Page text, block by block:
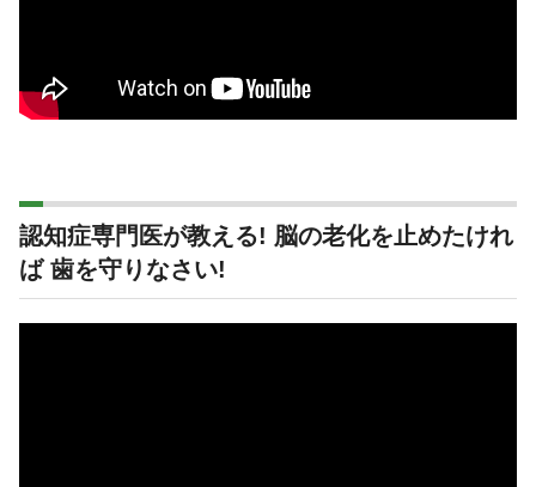
認知症専門医が教える! 脳の老化を止めたけれ
ば 歯を守りなさい!